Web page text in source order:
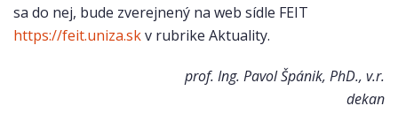
sa do nej, bude zverejnený na web sídle FEIT
https://feit.uniza.skv rubrike Aktuality.
prof. Ing. Pavol Špánik, PhD., v.r.
dekan